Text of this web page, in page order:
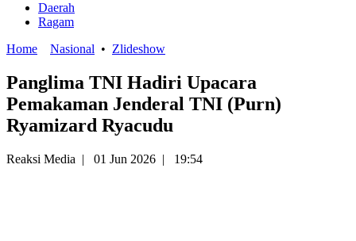
Daerah
Ragam
Home
Nasional • Zlideshow
Panglima TNI Hadiri Upacara
Pemakaman Jenderal TNI (Purn)
Ryamizard Ryacudu
Reaksi Media | 01 Jun 2026 | 19:54